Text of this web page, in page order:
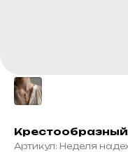
Артикул: Неделя